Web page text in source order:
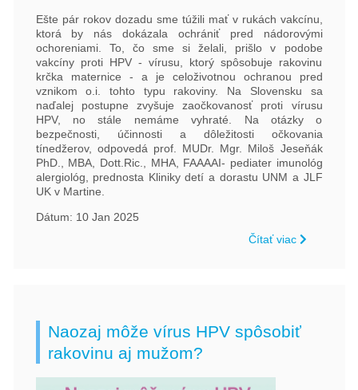
Ešte pár rokov dozadu sme túžili mať v rukách vakcínu,
ktorá by nás dokázala ochrániť pred nádorovými
ochoreniami. To, čo sme si želali, prišlo v podobe
vakcíny proti HPV - vírusu, ktorý spôsobuje rakovinu
krčka maternice - a je celoživotnou ochranou pred
vznikom o.i. tohto typu rakoviny. Na Slovensku sa
naďalej postupne zvyšuje zaočkovanosť proti vírusu
HPV, no stále nemáme vyhraté. Na otázky o
bezpečnosti, účinnosti a dôležitosti očkovania
tínedžerov, odpovedá prof. MUDr. Mgr. Miloš Jeseňák
PhD., MBA, Dott.Ric., MHA, FAAAAI- pediater imunológ
alergiológ, prednosta Kliniky detí a dorastu UNM a JLF
UK v Martine.
Dátum: 10 Jan 2025
Čítať viac
Naozaj môže vírus HPV spôsobiť
rakovinu aj mužom?